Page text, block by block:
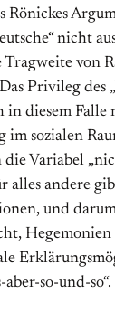
Rönickes
nicht
von
Privileg des
in diesem Falle
im sozialen
Variabel
alles andere
und
Hegemonien
so-und-so“.